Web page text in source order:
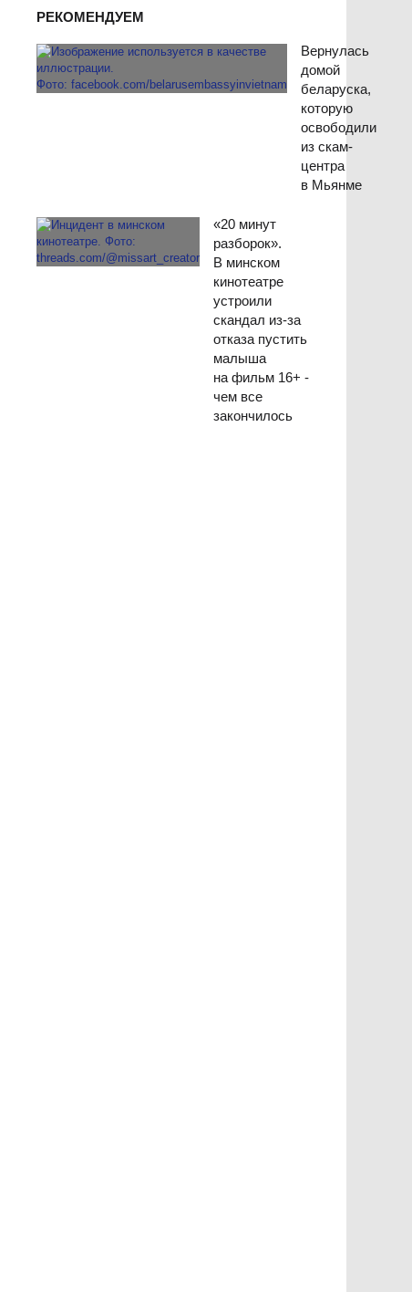
РЕКОМЕНДУЕМ
Вернулась
домой
беларуска,
которую
освободили
из скам-
центра
в Мьянме
«20 минут
разборок».
В минском
кинотеатре
устроили
скандал из-за
отказа пустить
малыша
на фильм 16+ -
чем все
закончилось